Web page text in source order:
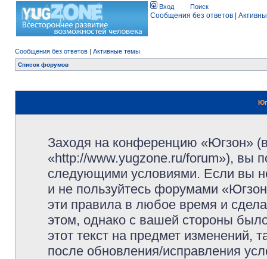
Вход Поиск
Сообщения без ответов
Сообщения без ответов | Активные темы
Список форумов
Заходя на конференцию «Югзон»
«http://www.yugzone.ru/forum»), вы
следующими условиями. Если вы
и не пользуйтесь форумами
эти правила в любое время и
этом, однако с вашей стороны
этот текст на предмет изменений,
после обновления/исправления